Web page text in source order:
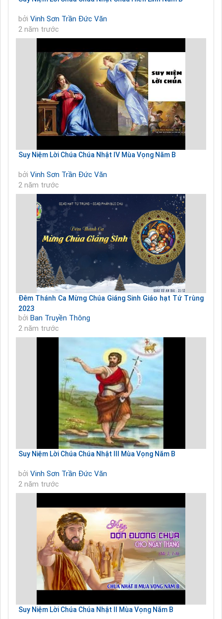
bởi Vinh Sơn Trần Đức Văn
2 năm trước
Suy Niệm Lời Chúa Chúa Nhật IV Mùa Vọng Năm B
bởi Vinh Sơn Trần Đức Văn
2 năm trước
Đêm Thánh Ca Mừng Chúa Giáng Sinh Giáo hạt Tứ Trùng
2023
bởi Ban Truyền Thông
2 năm trước
Suy Niệm Lời Chúa Chúa Nhật III Mùa Vọng Năm B
bởi Vinh Sơn Trần Đức Văn
2 năm trước
Suy Niệm Lời Chúa Chúa Nhật II Mùa Vọng Năm B